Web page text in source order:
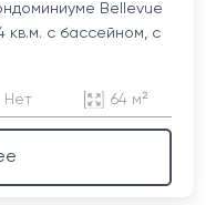
Bellevue
с бассейном, с
Нет 64 м²